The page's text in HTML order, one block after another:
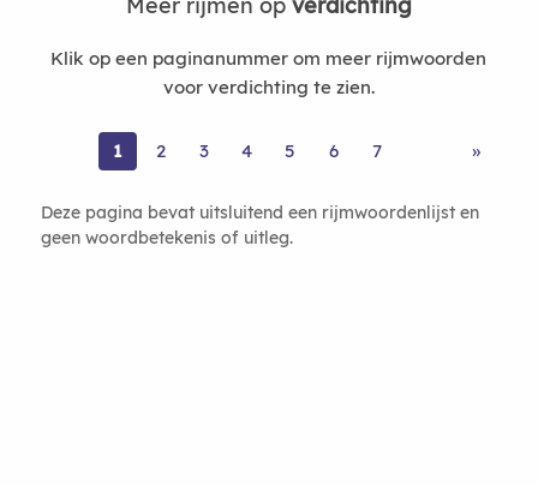
Klik op een paginanummer om meer rijmwoorden
voor verdichting te zien.
1 2 3 4 5 6 7 »
Deze pagina bevat uitsluitend een rijmwoordenlijst en
geen woordbetekenis of uitleg.